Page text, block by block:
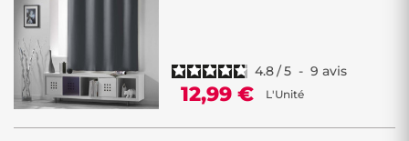
4.8/5 - 9 avis
12,99 € L'Unité